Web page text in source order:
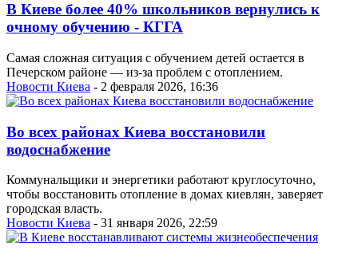
В Киеве более 40% школьников вернулись к
очному обучению - КГГА
Самая сложная ситуация с обучением детей остается в
Печерском районе — из-за проблем с отоплением.
Новости Киева - 2 февраля 2026, 16:36
Во всех районах Киева восстановили
водоснабжение
Коммунальщики и энергетики работают круглосуточно,
чтобы восстановить отопление в домах киевлян, заверяет
городская власть.
Новости Киева - 31 января 2026, 22:59